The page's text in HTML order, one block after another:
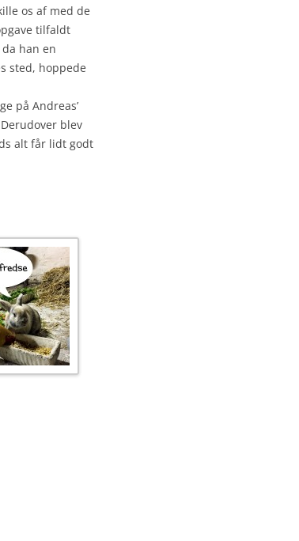
os af med de
tilfaldt
han en
sted, hoppede
på Andreas’
blev
alt får lidt godt